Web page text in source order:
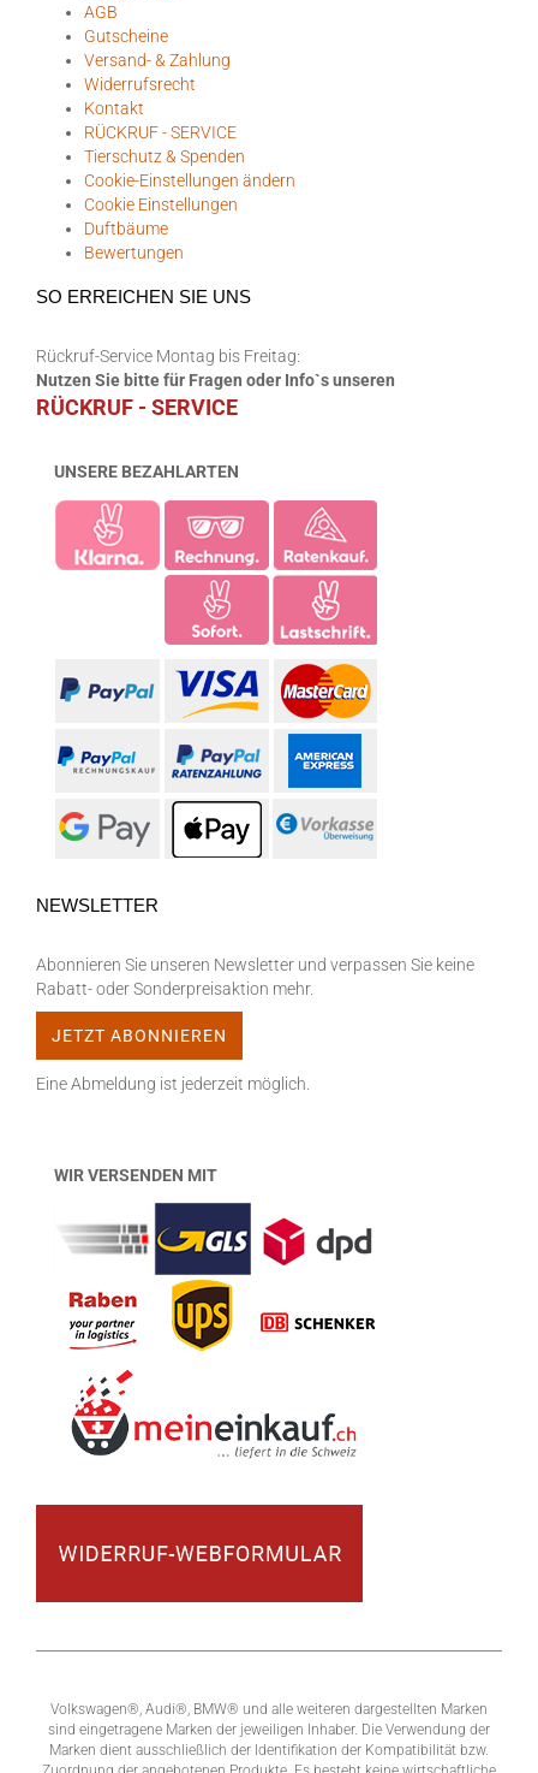
AGB
Gutscheine
Versand- & Zahlung
Widerrufsrecht
Kontakt
RÜCKRUF - SERVICE
Tierschutz & Spenden
Cookie-Einstellungen ändern
Cookie Einstellungen
Duftbäume
Bewertungen
SO ERREICHEN SIE UNS
Rückruf-Service Montag bis Freitag:
Nutzen Sie bitte für Fragen oder Info`s unseren
RÜCKRUF - SERVICE
UNSERE BEZAHLARTEN
NEWSLETTER
Abonnieren Sie unseren Newsletter und verpassen Sie keine
Rabatt- oder Sonderpreisaktion mehr.
Eine Abmeldung ist jederzeit möglich.
WIR VERSENDEN MIT
Volkswagen®, Audi®, BMW® und alle weiteren dargestellten Marken
sind eingetragene Marken der jeweiligen Inhaber. Die Verwendung der
Marken dient ausschließlich der Identifikation der Kompatibilität bzw.